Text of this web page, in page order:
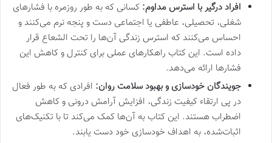
افراد درگیر با استرس مداوم: کسانی که به طور روزمره با فشارهای
شغلی، تحصیلی، عاطفی یا اجتماعی دست و پنجه نرم می‌کنند و
احساس می‌کنند که استرس زندگی آن‌ها را تحت الشعاع قرار
داده است. این کتاب راهکارهای عملی برای کنترل و کاهش این
فشارها ارائه می‌دهد.
جویندگان خودسازی و بهبود سلامت روان: افرادی که به طور فعال
در پی ارتقاء کیفیت زندگی، افزایش آرامش درونی و کاهش
اضطراب هستند. این کتاب به آن‌ها کمک می‌کند تا با تکنیک‌های
اثبات‌شده، به اهداف خودسازی خود دست یابند.